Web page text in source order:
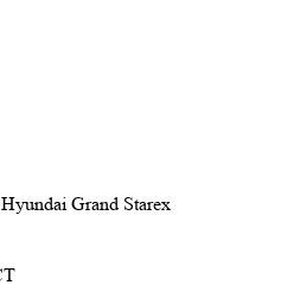
Hyundai Grand Starex